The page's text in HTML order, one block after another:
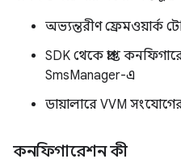
অভ্যন্তরীণ ফ্রেমওয়ার্ক
SDK থেকে প্রাপ্ত
SmsManager-এ
ডায়ালারে VVM
কনফিগারেশন কী